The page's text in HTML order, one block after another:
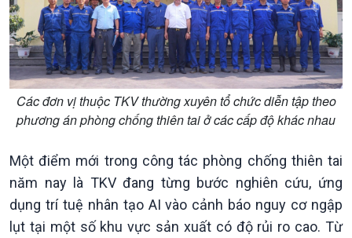
Tin Văn hoá & Du lịch
Chát với người nổi tiếng
Câu chuyện Thể thao
Ảnh
Video
Infographic
E-Magazine
Các đơn vị thuộc TKV thường xuyên tổ chức diễn tập theo
phương án phòng chống thiên tai ở các cấp độ khác nhau
Một điểm mới trong công tác phòng chống thiên tai
năm nay là TKV đang từng bước nghiên cứu, ứng
dụng trí tuệ nhân tạo AI vào cảnh báo nguy cơ ngập
lụt tại một số khu vực sản xuất có độ rủi ro cao. Từ